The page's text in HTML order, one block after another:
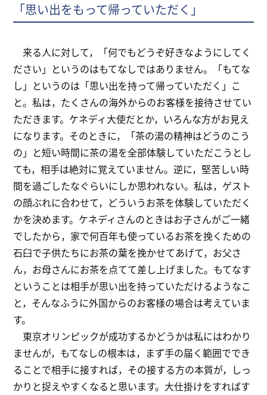
「思い出をもって帰っていただく」
来る人に対して，「何でもどうぞ好きなようにしてく
ださい」というのはもてなしではありません。「もてな
し」というのは「思い出を持って帰っていただく」こ
と。私は，たくさんの海外からのお客様を接待させてい
ただきます。ケネディ大使だとか，いろんな方がお見え
になります。そのときに，「茶の湯の精神はどうのこう
の」と短い時間に茶の湯を全部体験していただこうとし
ても，相手は絶対に覚えていません。逆に，堅苦しい時
間を過ごしたなぐらいにしか思われない。私は，ゲスト
の顔ぶれに合わせて，どういうお茶を体験していただく
かを決めます。ケネディさんのときはお子さんがご一緒
でしたから，家で何百年も使っているお茶を挽くための
石臼で子供たちにお茶の葉を挽かせてあげて，お父さ
ん，お母さんにお茶を点てて差し上げました。もてなす
ということは相手が思い出を持っていただけるようなこ
と，そんなふうに外国からのお客様の場合は考えていま
す。
東京オリンピックが成功するかどうかは私にはわかり
ませんが，もてなしの根本は，まず手の届く範囲ででき
ることで相手に接すれば，その接する方の本質が，しっ
かりと捉えやすくなると思います。大仕掛けをすればす